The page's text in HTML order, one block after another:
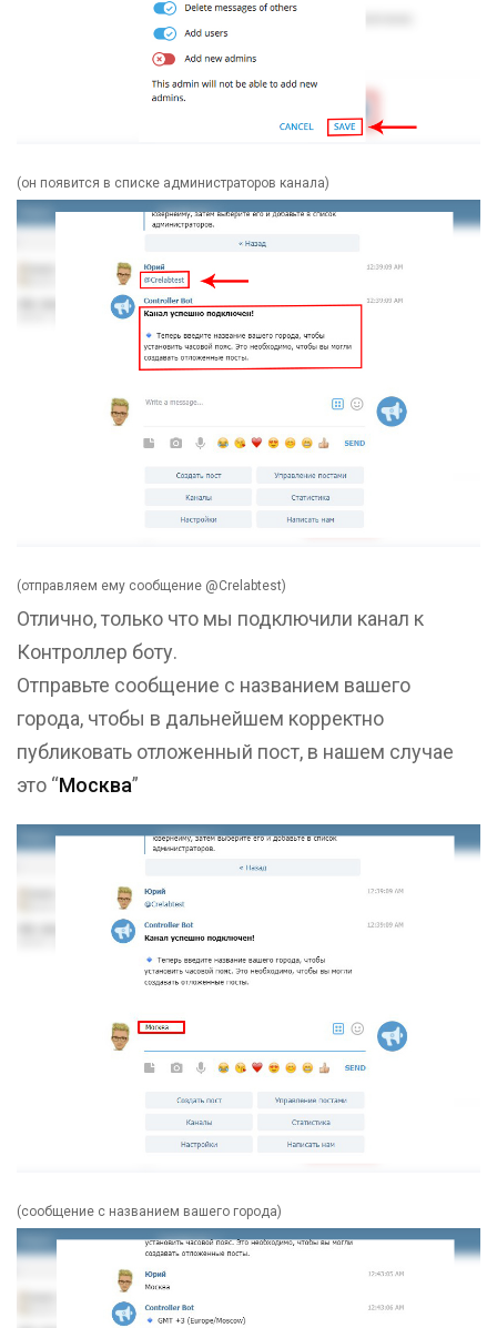
(он появится в списке администраторов канала)
(отправляем ему сообщение @Crelabtest)
Отлично, только что мы подключили канал к
Контроллер боту.
Отправьте сообщение с названием вашего
города, чтобы в дальнейшем корректно
публиковать отложенный пост, в нашем случае
это “Москва”
(сообщение с названием вашего города)